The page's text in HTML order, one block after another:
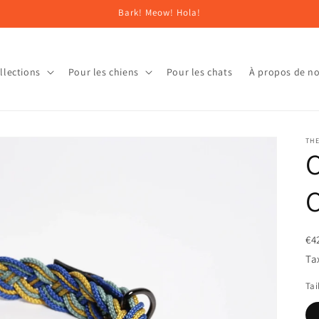
Bark! Meow! Hola!
Pour les chiens Pour les chats À propos de